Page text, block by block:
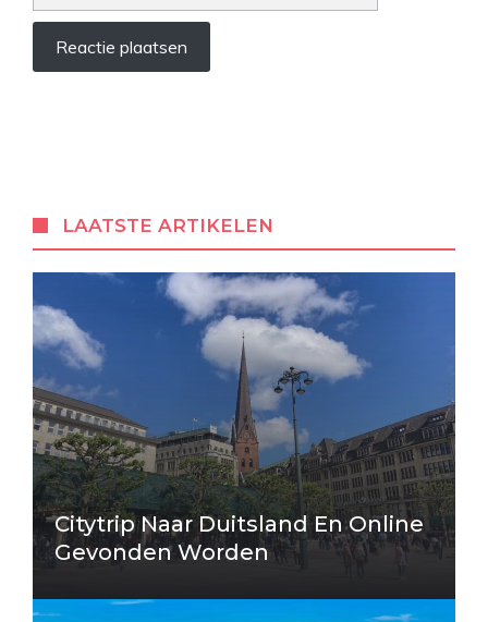
LAATSTE ARTIKELEN
Citytrip Naar Duitsland En Online
Gevonden Worden